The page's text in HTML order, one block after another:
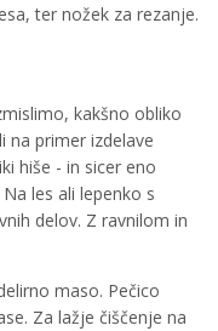
ter nožek za rezanje.
kakšno obliko
na primer izdelave
hiše - in sicer eno
les ali lepenko s
delov. Z ravnilom in
maso. Pečico
Za lažje čiščenje na